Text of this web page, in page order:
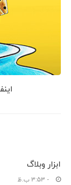
ابزار وبلاگ
- 3:53 ب.ظ